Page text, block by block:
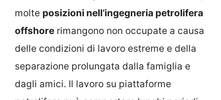
molte posizioni nell’ingegneria petrolifera
offshore rimangono non occupate a causa
delle condizioni di lavoro estreme e della
separazione prolungata dalla famiglia e
dagli amici. Il lavoro su piattaforme